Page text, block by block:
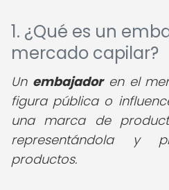
1. ¿Qué es un
mercado capilar?
Un embajadoren el
figura pública o
una marca de
representándola y
productos.